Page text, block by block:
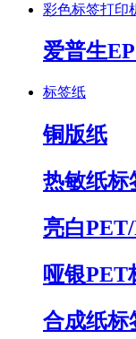
彩色标签打印
爱普生
标签纸
铜版纸
热敏纸标
亮白
哑银PET
合成纸标